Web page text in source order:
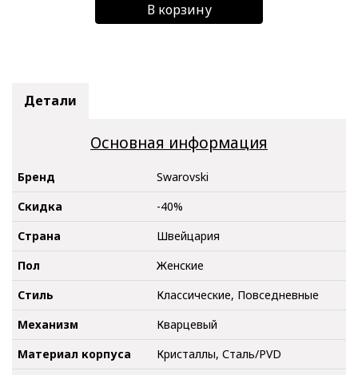
В корзину
Детали
Основная информация
Бренд
Swarovski
Скидка
-40%
Страна
Швейцария
Пол
Женские
Стиль
Классические, Повседневные
Механизм
Кварцевый
Материал корпуса
Кристаллы, Сталь/PVD